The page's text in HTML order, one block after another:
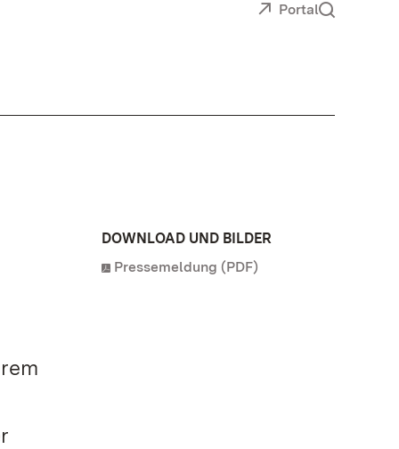
Portal
DOWNLOAD UND BILDER
Pressemeldung (PDF)